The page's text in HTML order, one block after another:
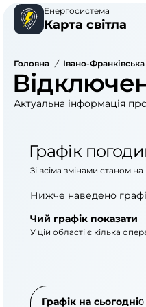
Енергосистема
Карта світла
Головна / Івано-
Актуальна інформація
Графік
Зі всіма змінами станом на
Нижче наведено
Чий графік показати
У цій області є кілька
Графік на сьогодні0